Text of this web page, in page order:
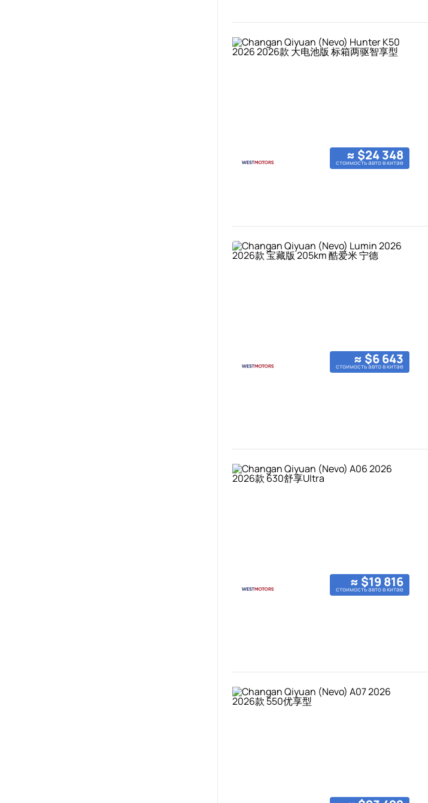
≈ $24 348
стоимость авто в китае
≈ $6 643
стоимость авто в китае
≈ $19 816
стоимость авто в китае